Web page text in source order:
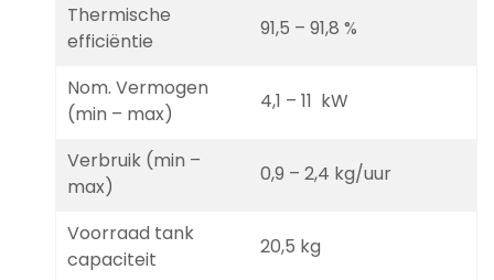
Thermische
efficiëntie
91,5 – 91,8 %
Nom. Vermogen
(min – max)
4,1 – 11 kW
Verbruik (min –
max)
0,9 – 2,4 kg/uur
Voorraad tank
capaciteit
20,5 kg